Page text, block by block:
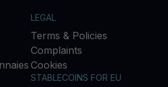
LEGAL
Terms & Policies
Complaints
Cookies
STABLECOINS FOR EU